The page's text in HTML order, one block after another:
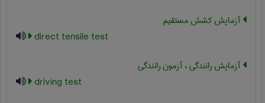
آزمایش کشش مستقیم
direct tensile test
آزمایش رانندگی ، آزمون رانندگی
driving test